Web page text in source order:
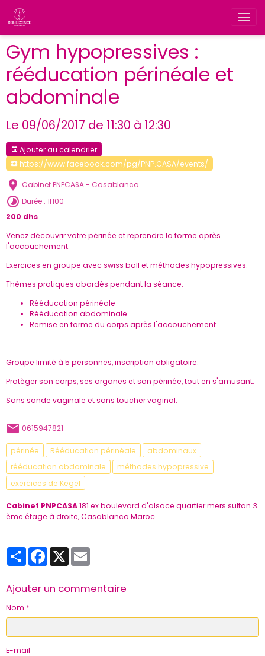
Gym hypopressives :
rééducation périnéale et
abdominale
Le 09/06/2017 de 11:30 à 12:30
Ajouter au calendrier
https://www.facebook.com/pg/PNP.CASA/events/
Cabinet PNPCASA - Casablanca
Durée : 1H00
200 dhs
Venez découvrir votre périnée et reprendre la forme après
l'accouchement.
Exercices en groupe avec swiss ball et méthodes hypopressives.
Thèmes pratiques abordés pendant la séance:
Rééducation périnéale
Rééducation abdominale
Remise en forme du corps après l'accouchement
Groupe limité à 5 personnes, inscription obligatoire.
Protèger son corps, ses organes et son périnée, tout en s'amusant.
Sans sonde vaginale et sans toucher vaginal.
0615947821
périnée Rééducation périnéale
abdominaux
rééducation abdominale
méthodes hypopressive
exercices de Kegel
Cabinet PNPCASA181 ex boulevard d'alsace quartier mers sultan 3
ème étage à droite, Casablanca Maroc
PartagerFacebook
X
Ajouter un commentaire
Nom
E-mail